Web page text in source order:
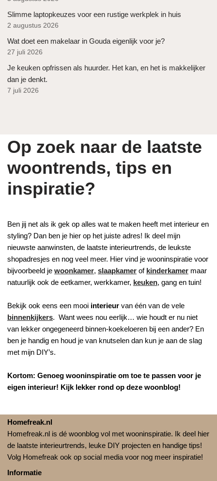
Slimme laptopkeuzes voor een rustige werkplek in huis
2 augustus 2026
Wat doet een makelaar in Gouda eigenlijk voor je?
27 juli 2026
Je keuken opfrissen als huurder. Het kan, en het is makkelijker
dan je denkt.
7 juli 2026
Op zoek naar de laatste
woontrends, tips en
inspiratie?
Ben jij net als ik gek op alles wat te maken heeft met interieur en
styling? Dan ben je hier op het juiste adres! Ik deel mijn
nieuwste aanwinsten, de laatste interieurtrends, de leukste
shopadresjes en nog veel meer. Hier vind je wooninspiratie voor
bijvoorbeeld je woonkamer, slaapkamer of kinderkamer maar
natuurlijk ook de eetkamer, werkkamer, keuken, gang en tuin!
Bekijk ook eens een mooi interieur van één van de vele
binnenkijkers. Want wees nou eerlijk… wie houdt er nu niet
van lekker ongegeneerd binnen-koekeloeren bij een ander? En
ben je handig en houd je van knutselen dan kun je aan de slag
met mijn DIY’s.
Kortom: Genoeg wooninspiratie om toe te passen voor je
eigen interieur! Kijk lekker rond op deze woonblog!
Homefreak.nl
Homefreak.nl is dé woonblog vol met wooninspiratie. Ik deel hier
de laatste interieurtrends, leuke DIY projecten en handige tips!
Volg Homefreak ook op social media voor nog meer inspiratie!
Informatie